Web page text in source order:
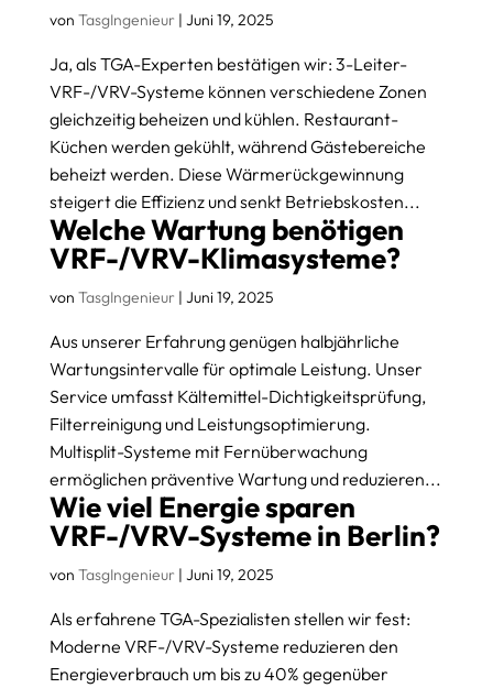
von TasgIngenieur | Juni 19, 2025
Ja, als TGA-Experten bestätigen wir: 3-Leiter-
VRF-/VRV-Systeme können verschiedene Zonen
gleichzeitig beheizen und kühlen. Restaurant-
Küchen werden gekühlt, während Gästebereiche
beheizt werden. Diese Wärmerückgewinnung
steigert die Effizienz und senkt Betriebskosten...
Welche Wartung benötigen
VRF-/VRV-Klimasysteme?
von TasgIngenieur | Juni 19, 2025
Aus unserer Erfahrung genügen halbjährliche
Wartungsintervalle für optimale Leistung. Unser
Service umfasst Kältemittel-Dichtigkeitsprüfung,
Filterreinigung und Leistungsoptimierung.
Multisplit-Systeme mit Fernüberwachung
ermöglichen präventive Wartung und reduzieren...
Wie viel Energie sparen
VRF-/VRV-Systeme in Berlin?
von TasgIngenieur | Juni 19, 2025
Als erfahrene TGA-Spezialisten stellen wir fest:
Moderne VRF-/VRV-Systeme reduzieren den
Energieverbrauch um bis zu 40% gegenüber